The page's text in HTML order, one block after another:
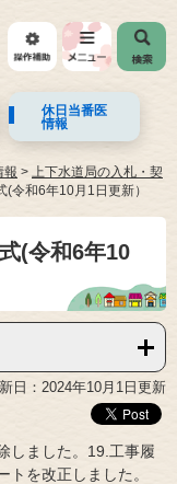
休日当番医
情報
報 >
上下水道局の入札・契
令和6年10月1日更新）
(令和6年10
日：2024年10月1日更新
ました。19.工事履
を改正しました。